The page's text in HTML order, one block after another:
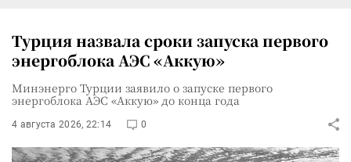
Турция назвала сроки запуска первого
энергоблока АЭС «Аккую»
Минэнерго Турции заявило о запуске первого
энергоблока АЭС «Аккую» до конца года
4 августа 2026, 22:14 0